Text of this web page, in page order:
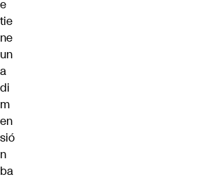
e
tie
ne
un
a
di
m
en
sió
n
ba